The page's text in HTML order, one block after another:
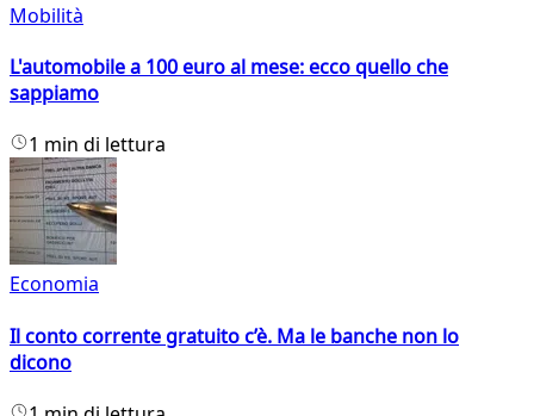
Mobilità
L'automobile a 100 euro al mese: ecco quello che
sappiamo
1 min di lettura
Economia
Il conto corrente gratuito c’è. Ma le banche non lo
dicono